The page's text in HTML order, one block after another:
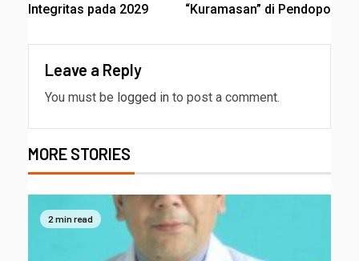
Integritas pada 2029
“Kuramasan” di Pendopo
Leave a Reply
You must be logged in to post a comment.
MORE STORIES
2 min read